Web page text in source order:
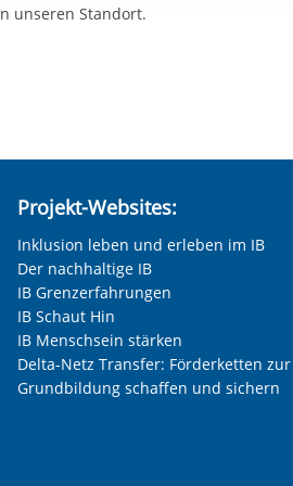
nicht auf notwendige Cookies,
gewünschten Website-
daher unabhängig von einer
unseren Standort.
Projekt-Websites:
Inklusion leben und erleben im IB
Der nachhaltige IB
IB Grenzerfahrungen
IB Schaut Hin
IB Menschsein stärken
Delta-Netz Transfer: Förderketten zur
Grundbildung schaffen und sichern